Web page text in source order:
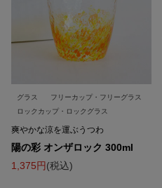
グラス
フリーカップ・フリーグラス
ロックカップ・ロックグラス
爽やかな涼を運ぶうつわ
陽の彩 オンザロック 300ml
1,375
税込